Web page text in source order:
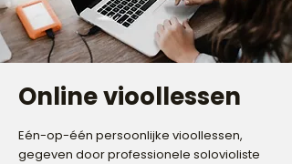
Online vioollessen
Eén-op-één persoonlijke vioollessen,
gegeven door professionele solovioliste